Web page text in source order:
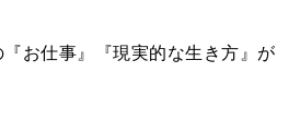
お仕事』『現実的な生き方』が